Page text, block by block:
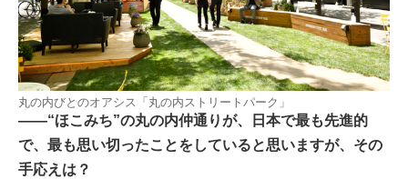
丸の内びとのオアシス「丸の内ストリートパーク」
――“ほこみち”の丸の内仲通りが、日本で最も先進的
で、最も思い切ったことをしていると思いますが、その
手応えは？